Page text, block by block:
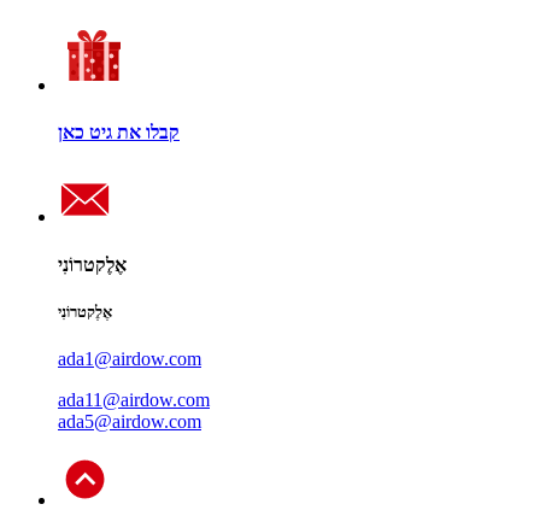
קבלו את גיט כאן
אֶלֶקטרוֹנִי
אֶלֶקטרוֹנִי
ada1@airdow.com
ada11@airdow.com
ada5@airdow.com